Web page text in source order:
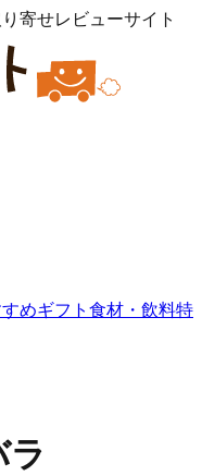
寄せレビューサイト
めギフト 食材・飲料特